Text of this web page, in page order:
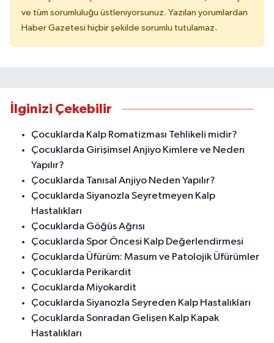
ve tüm sorumluluğu üstleniyorsunuz. Yazılan yorumlardan
Haber Gazetesi hiçbir şekilde sorumlu tutulamaz.
İlginizi Çekebilir
Çocuklarda Kalp Romatizması Tehlikeli midir?
Çocuklarda Girişimsel Anjiyo Kimlere ve Neden
Yapılır?
Çocuklarda Tanısal Anjiyo Neden Yapılır?
Çocuklarda Siyanozla Seyretmeyen Kalp
Hastalıkları
Çocuklarda Göğüs Ağrısı
Çocuklarda Spor Öncesi Kalp Değerlendirmesi
Çocuklarda Üfürüm: Masum ve Patolojik Üfürümler
Çocuklarda Perikardit
Çocuklarda Miyokardit
Çocuklarda Siyanozla Seyreden Kalp Hastalıkları
Çocuklarda Sonradan Gelişen Kalp Kapak
Hastalıkları